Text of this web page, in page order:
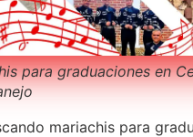
para graduaciones en
mariachis para